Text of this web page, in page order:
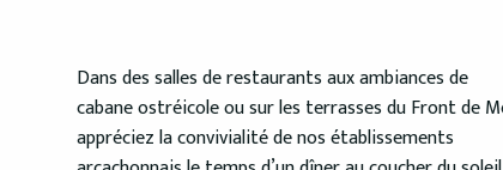
Dans des salles de restaurants aux ambiances de
cabane ostréicole ou sur les terrasses du Front de
appréciez la convivialité de nos établissements